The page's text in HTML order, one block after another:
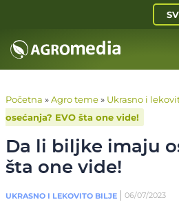
Početna »Agro teme» Ukrasno i
osećanja? EVO šta one vide!
Da li biljke imaju
šta one vide!
UKRASNO I LEKOVITO BILJE 06/07/2023